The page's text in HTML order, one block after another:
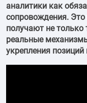
аналитики как
сопровождения. Это
получают не только
реальные
укрепления